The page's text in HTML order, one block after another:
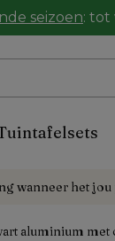
seizoen: tot
wanneer het jou
aluminium